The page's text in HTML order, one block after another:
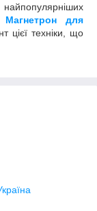
Магнетрон для
цієї техніки, що
Це досить
спеціаліста
LG
мікрохвильової
використанні
катода. Через
і в результаті